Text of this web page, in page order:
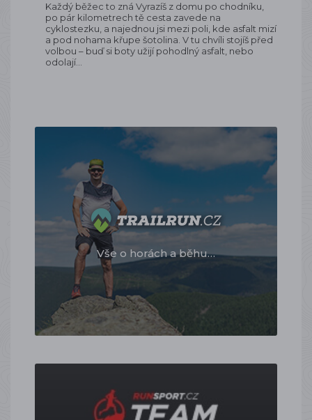
Každý běžec to zná Vyrazíš z domu po chodníku,
po pár kilometrech tě cesta zavede na
cyklostezku, a najednou jsi mezi poli, kde asfalt mizí
a pod nohama křupe šotolina. V tu chvíli stojíš před
volbou – buď si boty užijí pohodlný asfalt, nebo
odolají…
Vše o horách a běhu…